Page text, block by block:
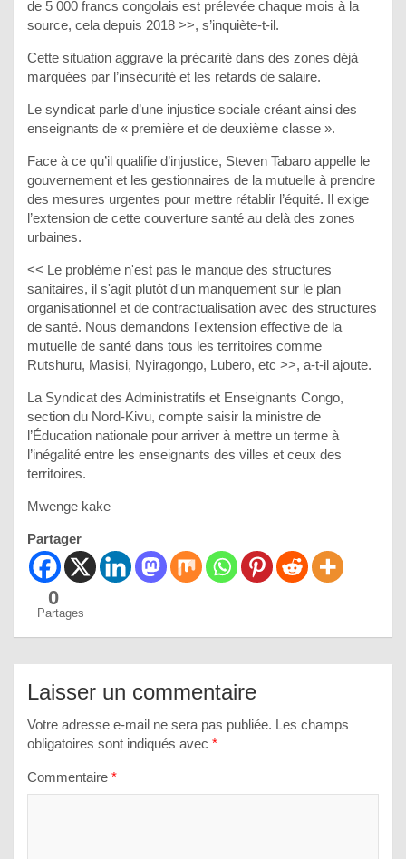
de 5 000 francs congolais est prélevée chaque mois à la
source, cela depuis 2018 >>, s’inquiète-t-il.
Cette situation aggrave la précarité dans des zones déjà
marquées par l’insécurité et les retards de salaire.
Le syndicat parle d’une injustice sociale créant ainsi des
enseignants de « première et de deuxième classe ».
Face à ce qu’il qualifie d’injustice, Steven Tabaro appelle le
gouvernement et les gestionnaires de la mutuelle à prendre
des mesures urgentes pour mettre rétablir l’équité. Il exige
l’extension de cette couverture santé au delà des zones
urbaines.
<< Le problème n'est pas le manque des structures
sanitaires, il s'agit plutôt d'un manquement sur le plan
organisationnel et de contractualisation avec des structures
de santé. Nous demandons l'extension effective de la
mutuelle de santé dans tous les territoires comme
Rutshuru, Masisi, Nyiragongo, Lubero, etc >>, a-t-il ajoute.
La Syndicat des Administratifs et Enseignants Congo,
section du Nord-Kivu, compte saisir la ministre de
l’Éducation nationale pour arriver à mettre un terme à
l’inégalité entre les enseignants des villes et ceux des
territoires.
Mwenge kake
Partager
0
Partages
Laisser un commentaire
Votre adresse e-mail ne sera pas publiée. Les champs
obligatoires sont indiqués avec *
Commentaire *